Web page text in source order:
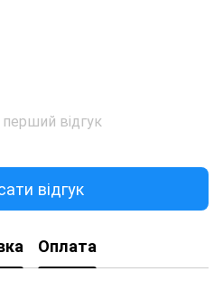
відгук
відгук
Оплата